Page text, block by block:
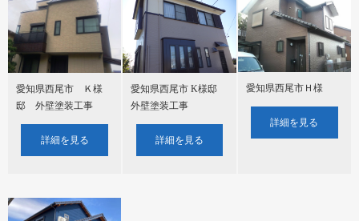
愛知県西尾市 Ｋ様
邸 外壁塗装工事
詳細を見る
愛知県西尾市 K様邸
外壁塗装工事
詳細を見る
愛知県西尾市Ｈ様
詳細を見る